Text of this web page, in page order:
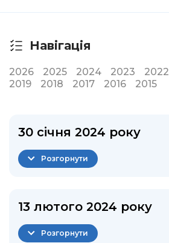
Навігація
2026 2025 2024 2023 2022
2019
2018 2017 2016 2015
30 січня 2024 року
Розгорнути
13 лютого 2024 року
Розгорнути